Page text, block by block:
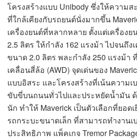
โครงสร้างแบบ Unibody ซึ่งให้ความ
ที่ใกล้เคียงกับรถยนต์นั่งมากขึ้น
เครื่องยนต์ที่หลากหลาย ตั้งแต่เครื่อง
2.5 ลิตร ให้กำลัง 162 แรงม้า ไปจนถึง
ขนาด 2.0 ลิตร พละกำลัง 250 แรงม้า
เคลื่อนสี่ล้อ (AWD) จุดเด่นของ
แบบอิสระ และโครงสร้างที่เน้นความเ
ขับขี่บนถนนทั่วไปและประหยัดน้ำมัน
นัก ทำให้ Maverick เป็นตัวเลือกที่ยอด
รถกระบะขนาดเล็ก ที่สามารถทำงานเ
ประสิทธิภาพ แพ็คเกจ Tremor